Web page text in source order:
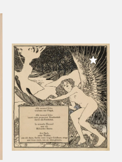
Sammlung hinzufügen
Meiner